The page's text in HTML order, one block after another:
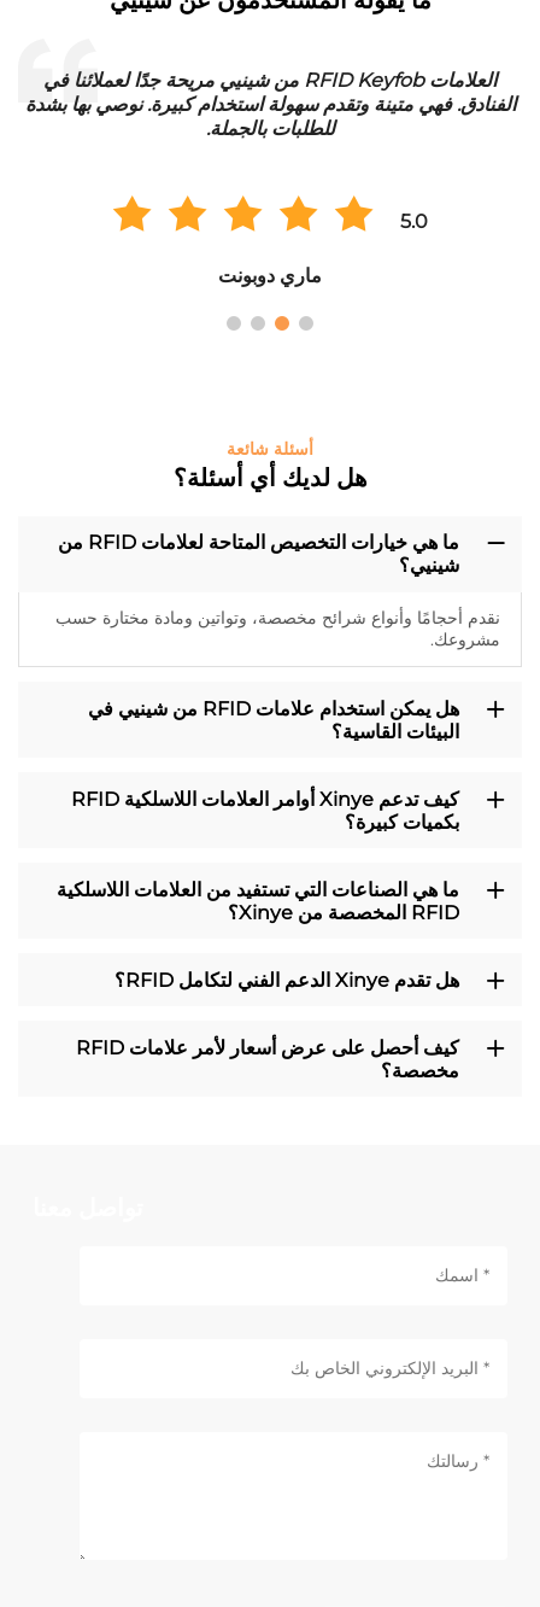
العلامات RFID Keyfob من شينيي مريحة جدًا لعملائنا في
الفنادق. فهي متينة وتقدم سهولة استخدام كبيرة. نوصي بها بشدة
للطلبات بالجملة.
5.0
ماري دوبونت
أسئلة شائعة
هل لديك أي أسئلة؟
ما هي خيارات التخصيص المتاحة لعلامات RFID من
شينيي؟
نقدم أحجامًا وأنواع شرائح مخصصة، وتواتين ومادة مختارة حسب
مشروعك.
هل يمكن استخدام علامات RFID من شينيي في
البيئات القاسية؟
كيف تدعم Xinye أوامر العلامات اللاسلكية RFID
بكميات كبيرة؟
ما هي الصناعات التي تستفيد من العلامات اللاسلكية
RFID المخصصة من Xinye؟
هل تقدم Xinye الدعم الفني لتكامل RFID؟
كيف أحصل على عرض أسعار لأمر علامات RFID
مخصصة؟